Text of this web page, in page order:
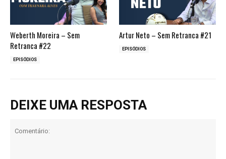
Weberth Moreira – Sem
Retranca #22
EPISÓDIOS
Artur Neto – Sem Retranca #21
EPISÓDIOS
DEIXE UMA RESPOSTA